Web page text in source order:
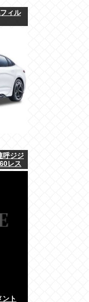
ィル
呼ジジ
レス
ト